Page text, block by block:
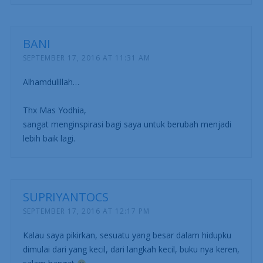
BANI
SEPTEMBER 17, 2016 AT 11:31 AM
Alhamdulillah…
Thx Mas Yodhia,
sangat menginspirasi bagi saya untuk berubah menjadi
lebih baik lagi.
SUPRIYANTOCS
SEPTEMBER 17, 2016 AT 12:17 PM
Kalau saya pikirkan, sesuatu yang besar dalam hidupku
dimulai dari yang kecil, dari langkah kecil, buku nya keren,